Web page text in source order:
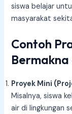
siswa belajar
masyarakat
Contoh
Bermakna
Proyek Mini
Misalnya, siswa
air di lingkungan